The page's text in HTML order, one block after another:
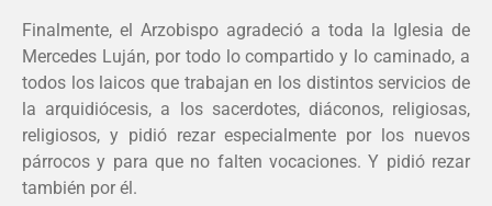
Finalmente, el Arzobispo agradeció a toda la Iglesia de
Mercedes Luján, por todo lo compartido y lo caminado, a
todos los laicos que trabajan en los distintos servicios de
la arquidiócesis, a los sacerdotes, diáconos, religiosas,
religiosos, y pidió rezar especialmente por los nuevos
párrocos y para que no falten vocaciones. Y pidió rezar
también por él.